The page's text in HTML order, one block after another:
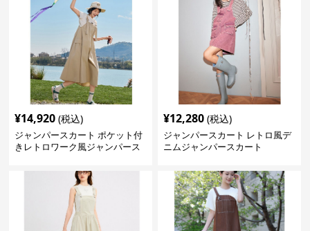
¥14,920 (税込)
ジャンパースカート ポケット付
きレトロワーク風ジャンパース
¥12,280 (税込)
ジャンパースカート レトロ風デ
ニムジャンパースカート